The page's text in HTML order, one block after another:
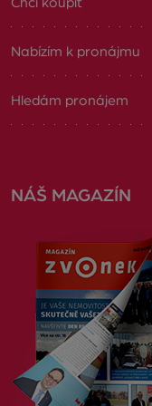
Nabízím k pronájmu
Hledám pronájem
NÁŠ MAGAZÍN